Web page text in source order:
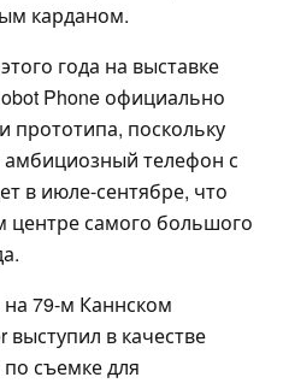
карданом.
года на выставке
Phone официально
прототипа, поскольку
телефон с
в июле-сентябре, что
центре самого большого
79-м Каннском
выступил в качестве
съемке для